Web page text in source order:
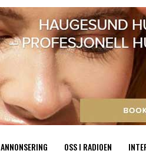
ANNONSERING OSS I RADIOEN